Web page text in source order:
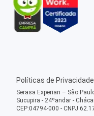
Políticas de Privacidade
Serasa Experian – São
Sucupira - 24ºandar -
CEP:04794-000 - CNPJ